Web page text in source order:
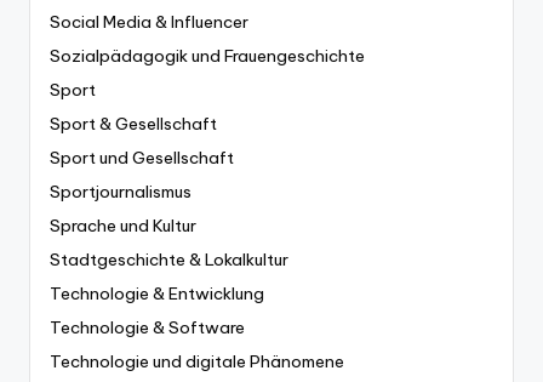
Social Media & Influencer
Sozialpädagogik und Frauengeschichte
Sport
Sport & Gesellschaft
Sport und Gesellschaft
Sportjournalismus
Sprache und Kultur
Stadtgeschichte & Lokalkultur
Technologie & Entwicklung
Technologie & Software
Technologie und digitale Phänomene